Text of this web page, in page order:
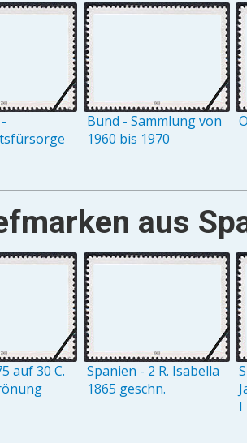
Bund - Sammlung von
1960 bis 1970
aus
auf 30 C.
Spanien - 2 R. Isabella
1865 geschn.
I